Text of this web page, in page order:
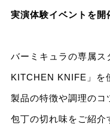
実演体験イベントを開
バーミキュラの専属
KITCHEN KNIFE」を
製品の特徴や調理のコ
包丁の切れ味をご紹介